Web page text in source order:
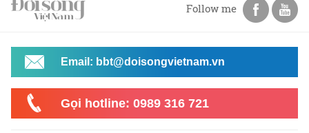
Follow me
Email: bbt@doisongvietnam.vn
Gọi hotline: 0989 316 721